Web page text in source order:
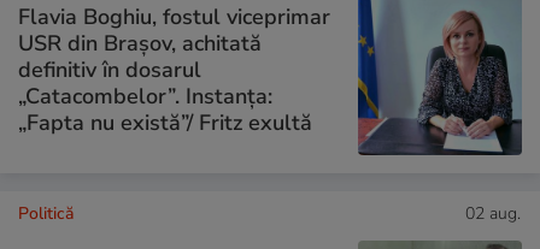
Flavia Boghiu, fostul viceprimar
USR din Brașov, achitată
definitiv în dosarul
„Catacombelor”. Instanța:
„Fapta nu există”/ Fritz exultă
Politică 02 aug.